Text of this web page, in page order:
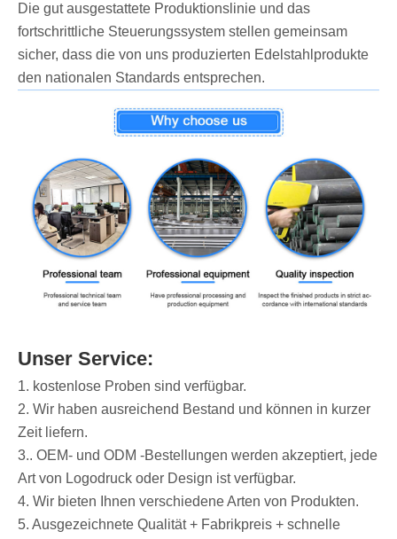
Die gut ausgestattete Produktionslinie und das
fortschrittliche Steuerungssystem stellen gemeinsam
sicher, dass die von uns produzierten Edelstahlprodukte
den nationalen Standards entsprechen.
Unser Service:
1. kostenlose Proben sind verfügbar.
2. Wir haben ausreichend Bestand und können in kurzer
Zeit liefern.
3.. OEM- und ODM -Bestellungen werden akzeptiert, jede
Art von Logodruck oder Design ist verfügbar.
4. Wir bieten Ihnen verschiedene Arten von Produkten.
5. Ausgezeichnete Qualität + Fabrikpreis + schnelle